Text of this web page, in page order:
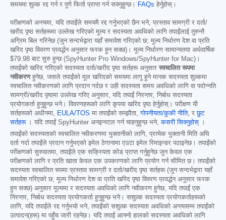
समयमा शुल्क रद्द गर्न र पूर्ण फिर्ता प्राप्त गर्न सक्नुहुन्छ।
FAQs हेर्नुहोस्।
परीक्षणको अन्त्यमा, यदि तपाईंले समयमै रद्द गर्नुभएको छैन भने, प्रस्ताव सामग्री र दर्ता/
खरीद पृष्ठ सर्तहरूमा उल्लेख गरिएको मूल्य र सदस्यता अवधिको लागि तपाईंलाई तुरुन्तै
अग्रिम बिल गरिनेछ (जुन सन्दर्भद्वारा यहाँ समावेश गरिएको छ; मूल्य निर्धारण देश वा प्रति
खरिद पृष्ठ विवरण प्रवर्द्धन अनुसार फरक हुन सक्छ)। मूल्य निर्धारण सामान्यतया अर्धवार्षिक
$79.98 बाट सुरु हुन्छ (SpyHunter Pro Windows/SpyHunter for Mac)।
तपाईंको खरिद गरिएको सदस्यता दर्ता/खरीद पृष्ठ सर्तहरू अनुसार स्वचालित रूपमा
नवीकरणहुनेछ, जसले तपाईंको मूल खरिदको समयमा लागू हुने मानक सदस्यता शुल्कमा
स्वचालित नवीकरणको लागि प्रदान गर्दछ र उही सदस्यता समय अवधिको लागि वा पदोन्नति
सामग्री/खरीद पृष्ठमा उल्लेख गरिए अनुसार, यदि तपाईं निरन्तर, निर्बाध सदस्यता
प्रयोगकर्ता हुनुहुन्छ भने। विवरणहरूको लागि कृपया खरिद पृष्ठ हेर्नुहोस्। परीक्षण यी
सर्तहरूको अधीनमा, EULA/TOS मा तपाईंको सम्झौता,गोपनीयता/कुकी नीति, रछुट
सर्तहरू। यदि तपाईं SpyHunter अनइन्स्टल गर्न चाहनुहुन्छ भने,कसरी सिक्नुहोस् ।
तपाईंको सदस्यताको स्वचालित नवीकरणमा भुक्तानीको लागि, प्रत्येक भुक्तानी मिति अघि
दर्ता गर्दा तपाईंले प्रदान गर्नुभएको इमेल ठेगानामा एउटा इमेल रिमाइन्डर पठाइनेछ। तपाईंको
परीक्षणको सुरुवातमा, तपाईंले एक सक्रियता कोड प्राप्त गर्नुहुनेछ जुन केवल एक
परीक्षणको लागि र प्रति खाता केवल एक उपकरणको लागि प्रयोग गर्न सीमित छ। तपाईंको
सदस्यता स्वचालित रूपमा प्रस्ताव सामग्री र दर्ता/खरीद पृष्ठ सर्तहरू (जुन सन्दर्भद्वारा यहाँ
समावेश गरिएको छ; मूल्य निर्धारण देश वा प्रति खरिद पृष्ठ विवरण प्रवर्द्धन अनुसार फरक
हुन सक्छ) अनुसार मूल्यमा र सदस्यता अवधिको लागि नवीकरण हुनेछ, यदि तपाईं एक
निरन्तर, निर्बाध सदस्यता प्रयोगकर्ता हुनुहुन्छ भने। सशुल्क सदस्यता प्रयोगकर्ताहरूको
लागि, यदि तपाईंले रद्द गर्नुभयो भने, तपाईंको सशुल्क सदस्यता अवधिको अन्त्यसम्म तपाईंको
उत्पादन(हरू) मा पहुँच जारी रहनेछ। यदि तपाईं आफ्नो हालको सदस्यता अवधिको लागि